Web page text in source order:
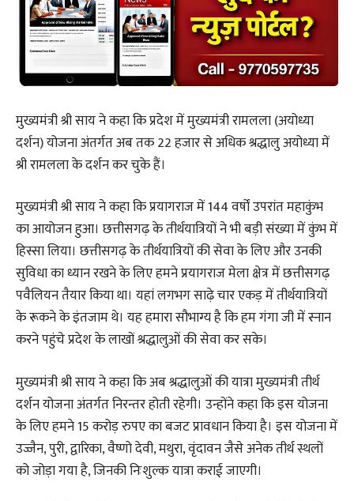
मुख्यमंत्री श्री साय ने कहा कि प्रदेश में मुख्यमंत्री रामलला (अयोध्या
दर्शन) योजना अंतर्गत अब तक 22 हजार से अधिक श्रद्धालु अयोध्या में
श्री रामलला के दर्शन कर चुके हैं।
मुख्यमंत्री श्री साय ने कहा कि प्रयागराज में 144 वर्षों उपरांत महाकुंभ
का आयोजन हुआ। छत्तीसगढ़ के तीर्थयात्रियों ने भी बड़ी संख्या में कुंभ में
हिस्सा लिया। छत्तीसगढ़ के तीर्थयात्रियों की सेवा के लिए और उनकी
सुविधा का ध्यान रखने के लिए हमने प्रयागराज मेला क्षेत्र में छत्तीसगढ़
पवैलियन तैयार किया था। यहां लगभग साढ़े चार एकड़ में तीर्थयात्रियों
के रूकने के इंतजाम थे। यह हमारा सौभाग्य है कि हम गंगा जी में स्नान
करने पहुंचे प्रदेश के लाखों श्रद्धालुओं की सेवा कर सके।
मुख्यमंत्री श्री साय ने कहा कि अब श्रद्धालुओं की यात्रा मुख्यमंत्री तीर्थ
दर्शन योजना अंतर्गत निरन्तर होती रहेगी। उन्होंने कहा कि इस योजना
के लिए हमने 15 करोड़ रुपए का बजट प्रावधान किया है। इस योजना में
उज्जैन, पुरी, द्वारिका, वैष्णो देवी, मथुरा, वृंदावन जैसे अनेक तीर्थ स्थलों
को जोड़ा गया है, जिनकी निःशुल्क यात्रा कराई जाएगी।